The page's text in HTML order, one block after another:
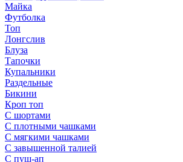
Майка
Футболка
Топ
Лонгслив
Блуза
Тапочки
Купальники
Раздельные
Бикини
Кроп топ
С шортами
С плотными чашками
С мягкими чашками
С завышенной талией
С пуш-ап